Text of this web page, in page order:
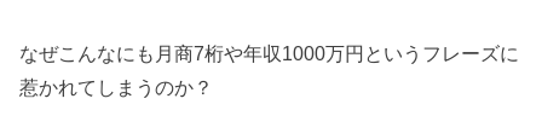
なぜこんなにも月商7桁や年収1000万円というフレーズに
惹かれてしまうのか？